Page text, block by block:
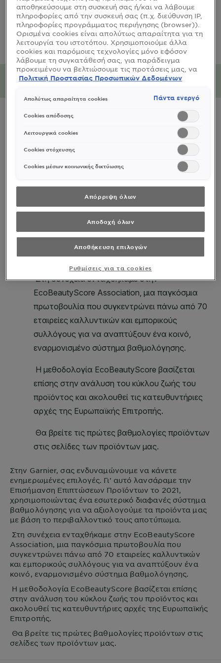
CLOSE SUBPANEL
ΕΙΔΙΚΕΣ ΠΡΟΦΥΛΑΞΕΙΣ
CLOSE SUBPANEL
Περιβαλλοντικές
Στην Garnier, σας ενδυναμώνουμε να κάνετε
ενημερωμένες επιλογές. Γι' αυτό λανσάραμε την
Επισήμανση Επιπτώσεων Προϊόντων το 2021,
χρησιμοποιώντας ένα εσωτερικό διαφανές σύστημα
βαθμολόγησης για να αξιολογούμε τα προϊόντα μας
με βάση το περιβαλλοντικό τους αποτύπωμα.
Στη συνέχεια ενταχθήκαμε στην EcoBeautyScore
Association, μια παγκόσμια πρωτοβουλία που
συγκεντρώνει πάνω από 70 εταιρείες καλλυντικών
και εμπορικούς συλλόγους για να αναπτύξουν ένα
κοινό, εναρμονισμένο σύστημα βαθμολόγησης.
Η μεθοδολογία EcoBeautyScore βασίζεται επίσης
στην ανάλυση του κύκλου ζωής του προϊόντος και
ακολουθεί τις κατευθυντήριες αρχές της Ευρωπαϊκής
Επιτροπής.
Θα βρείτε τις πρώτες βαθμολογίες προϊόντων στις
σελίδες των προϊόντων μας.
αποθηκεύσουμε στη συσκευή σας ή/και να λάβουμε
πληροφορίες από την συσκευή σας (π.χ. διεύθυνση IP,
πληροφορίες προγράμματος περιήγησης (browser)).
Ορισμένα cookies είναι απολύτως απαραίτητα για τη
λειτουργία του ιστοτόπου. Χρησιμοποιούμε άλλα
cookies και παρόμοιες τεχνολογίες μόνο εφόσον
λάβουμε τη συγκατάθεσή σας, για παράδειγμα
προκειμένου να βελτιώσουμε τις προτάσεις μας, να
αναλύσουμε τη χρήση, να προσαρμόσουμε το
αναγνωρίσουμε τον browser/ τη συσκευή σας για τη
δημιουργία προφίλ με τα ενδιαφέροντά σας και να
σας δείχνουμε σχετικό διαφημιστικό περιεχόμενο σε
αποδεχθείτε cookies τα οποία δεν είναι απαραίτητα
(«Αποδοχή όλων»), να τα απορρίψετε («Απόρριψη
όλων») ή να ρυθμίσετε και να αποθηκεύσετε τις
επιλογές σας («Αποθήκευση επιλογών»). Μπορείτε
επίσης, ανά πάσα στιγμή, να ελέγξετε και να
ρυθμίσετε εκ νέου τις επιλογές σας (επιλέγοντας το
πληροφορίες μπορείτε να βρείτε στην
Πολιτική Προστασίας Προσωπικών Δεδομένων
Απολύτως απαραίτητα cookies Πάντα ενεργό
Cookies απόδοσης
Λειτουργικά cookies
Cookies στόχευσης
Cookies μέσων κοινωνικής δικτύωσης
Απόρριψη όλων
Αποδοχή όλων
Αποθήκευση επιλογών
Ρυθμίσεις για τα cookies